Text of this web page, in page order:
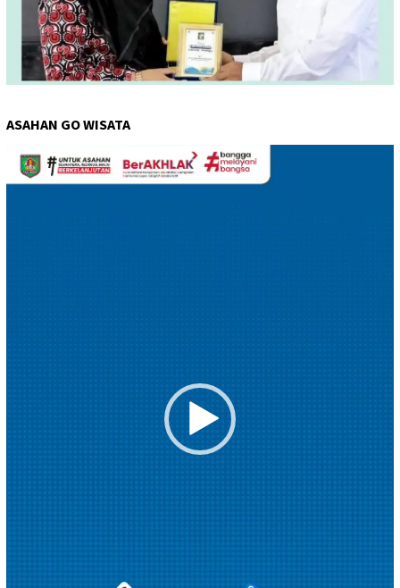
ASAHAN GO WISATA
Pemutar
Video